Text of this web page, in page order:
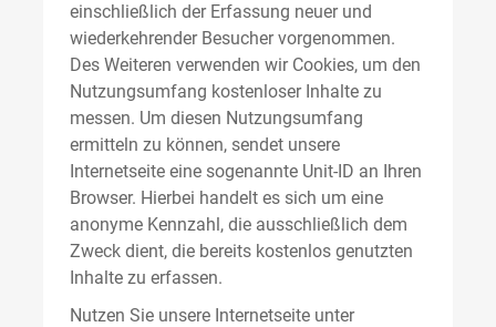
einschließlich der Erfassung neuer und
wiederkehrender Besucher vorgenommen.
Des Weiteren verwenden wir Cookies, um den
Nutzungsumfang kostenloser Inhalte zu
messen. Um diesen Nutzungsumfang
ermitteln zu können, sendet unsere
Internetseite eine sogenannte Unit-ID an Ihren
Browser. Hierbei handelt es sich um eine
anonyme Kennzahl, die ausschließlich dem
Zweck dient, die bereits kostenlos genutzten
Inhalte zu erfassen.
Nutzen Sie unsere Internetseite unter